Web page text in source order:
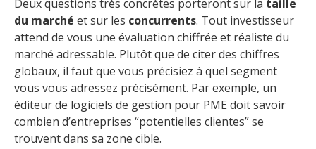
Deux questions très concrètes porteront sur la taille
du marché et sur les concurrents. Tout investisseur
attend de vous une évaluation chiffrée et réaliste du
marché adressable. Plutôt que de citer des chiffres
globaux, il faut que vous précisiez à quel segment
vous vous adressez précisément. Par exemple, un
éditeur de logiciels de gestion pour PME doit savoir
combien d’entreprises “potentielles clientes” se
trouvent dans sa zone cible.